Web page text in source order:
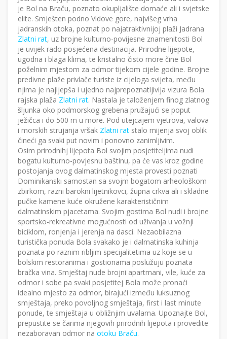
je Bol na Braču, poznato okupljalište domaće ali i svjetske
elite. Smješten podno Vidove gore, najvišeg vrha
jadranskih otoka, poznat po najatraktivnijoj plaži Jadrana
Zlatni rat, uz brojne kulturno-povijesne znamenitosti Bol
je uvijek rado posjećena destinacija. Prirodne lijepote,
ugodna i blaga klima, te kristalno čisto more čine Bol
poželnim mjestom za odmor tijekom cijele godine. Brojne
predivne plaže privlače turiste iz cijeloga svijeta, među
njima je najljepša i ujedno najprepoznatljivija vizura Bola
rajska plaža Zlatni rat. Nastala je taloženjem finog zlatnog
šljunka oko podmorskog grebena pružajući se poput
ježičca i do 500 m u more. Pod utejcajem vjetrova, valova
i morskih strujanja vršak Zlatni rat stalo mijenja svoj oblik
čineći ga svaki put novim i ponovno zanimljivim.
Osim prirodnihj lijepota Bol svojim posjetiteljima nudi
bogatu kulturno-povjesnu baštinu, pa će vas kroz godine
postojanja ovog dalmatinskog mjesta provesti poznati
Dominikanski samostan sa svojm bogatom arheološkom
zbirkom, razni barokni lijetnikovci, župna crkva ali i skladne
pučke kamene kuće okružene karakterističnim
dalmatinskim pjacetama. Svojim gostima Bol nudi i brojne
sportsko-rekreativne mogućnosti od uživanja u vožnji
biciklom, ronjenja i jerenja na dasci. Nezaobilazna
turistička ponuda Bola svakako je i dalmatinska kuhinja
poznata po raznim ribljim specijalitetima uz koje se u
bolskim restoranima i gostionama poslužuju poznata
bračka vina. Smještaj nude brojni apartmani, vile, kuće za
odmor i sobe pa svaki posjetitej Bola može pronaći
idealno mjesto za odmor, birajući između luksuznog
smještaja, preko povoljnog smještaja, first i last minute
ponude, te smještaja u obližnjim uvalama. Upoznajte Bol,
prepustite se čarima njegovih prirodnih lijepota i provedite
nezaboravan odmor na otoku Braču.